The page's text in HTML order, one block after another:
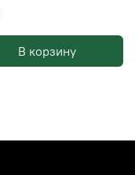
В корзину